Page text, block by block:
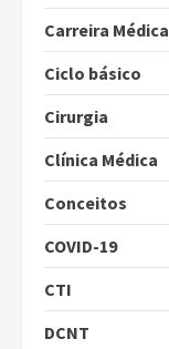
Carreira Médica
Ciclo básico
Cirurgia
Clínica Médica
Conceitos
COVID-19
CTI
DCNT